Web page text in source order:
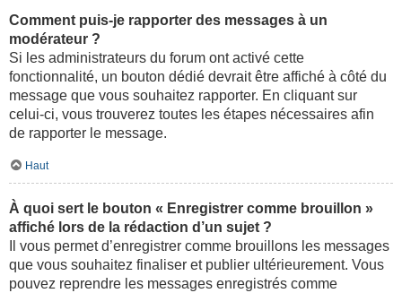
Comment puis-je rapporter des messages à un
modérateur ?
Si les administrateurs du forum ont activé cette
fonctionnalité, un bouton dédié devrait être affiché à côté du
message que vous souhaitez rapporter. En cliquant sur
celui-ci, vous trouverez toutes les étapes nécessaires afin
de rapporter le message.
Haut
À quoi sert le bouton « Enregistrer comme brouillon »
affiché lors de la rédaction d’un sujet ?
Il vous permet d’enregistrer comme brouillons les messages
que vous souhaitez finaliser et publier ultérieurement. Vous
pouvez reprendre les messages enregistrés comme